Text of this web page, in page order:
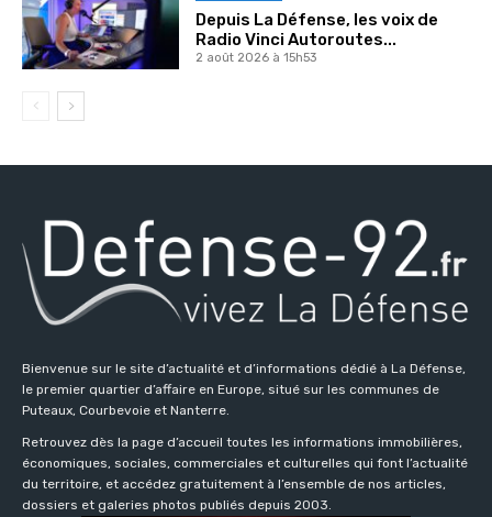
Depuis La Défense, les voix de
Radio Vinci Autoroutes...
2 août 2026 à 15h53
Bienvenue sur le site d’actualité et d’informations dédié à La Défense,
le premier quartier d’affaire en Europe, situé sur les communes de
Puteaux, Courbevoie et Nanterre.
Retrouvez dès la page d’accueil toutes les informations immobilières,
économiques, sociales, commerciales et culturelles qui font l’actualité
du territoire, et accédez gratuitement à l’ensemble de nos articles,
dossiers et galeries photos publiés depuis 2003.